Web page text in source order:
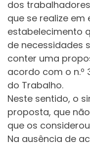
dos
que se realize em
estabelecimento
de necessidades
conter uma
acordo com o n.º
do Trabalho.
Neste sentido, o
proposta, que
que os
Na ausência de